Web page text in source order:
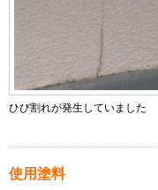
ひび割れが発生していました
使用塗料